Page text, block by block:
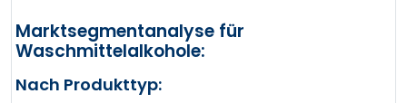
Marktsegmentanalyse für
Waschmittelalkohole:
Nach Produkttyp: